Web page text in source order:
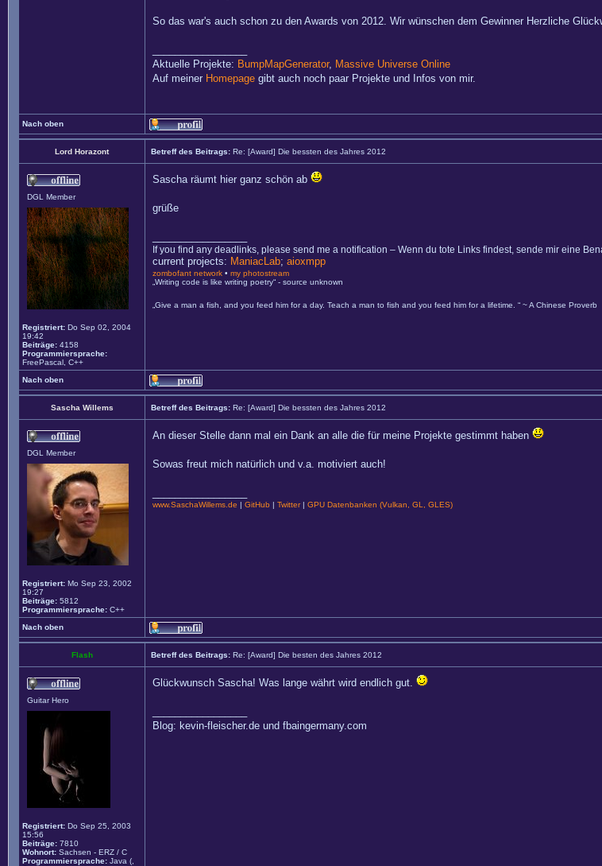
So das war's auch schon zu den Awards von 2012. Wir wünschen dem Gewinner Herzliche
Aktuelle Projekte: BumpMapGenerator, Massive Universe Online
Auf meiner Homepage gibt auch noch paar Projekte und Infos von mir.
Nach oben
Lord Horazont Betreff des Beitrags: Re: [Award] Die bessten des Jahres 2012
DGL Member
Registriert: Do Sep 02, 2004
19:42
Beiträge: 4158
Programmiersprache:
FreePascal, C++
Sascha räumt hier ganz schön ab
grüße
If you find any deadlinks, please send me a notification – Wenn du tote Links findest, sende mir eine
current projects: ManiacLab; aioxmpp
zombofant network • my photostream
„Writing code is like writing poetry“ - source unknown
„Give a man a fish, and you feed him for a day. Teach a man to fish and you feed him for a lifetime. “ ~ A Chinese Proverb
Nach oben
Sascha Willems Betreff des Beitrags: Re: [Award] Die bessten des Jahres 2012
DGL Member
Registriert: Mo Sep 23, 2002
19:27
Beiträge: 5812
Programmiersprache: C++
An dieser Stelle dann mal ein Dank an alle die für meine Projekte gestimmt haben
Sowas freut mich natürlich und v.a. motiviert auch!
www.SaschaWillems.de | GitHub | Twitter| GPU Datenbanken (Vulkan, GL, GLES)
Nach oben
Flash Betreff des Beitrags: Re: [Award] Die besten des Jahres 2012
Guitar Hero
Registriert: Do Sep 25, 2003
15:56
Beiträge: 7810
Wohnort: Sachsen - ERZ / C
Programmiersprache: Java (,
Glückwunsch Sascha! Was lange währt wird endlich gut.
Blog: kevin-fleischer.de und fbaingermany.com